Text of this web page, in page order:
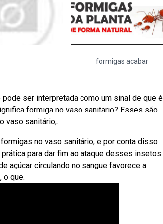
formigas acabar
ser interpretada como um sinal de que é
formiga no vaso sanitario? Esses são
vaso sanitário,.
no vaso sanitário, e por conta disso
para dar fim ao ataque desses insetos:
açúcar circulando no sangue favorece a
o que.